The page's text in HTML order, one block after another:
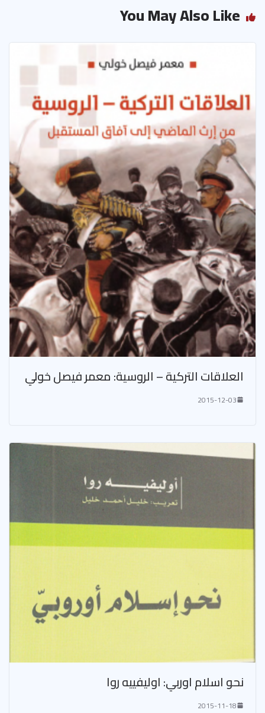
p
You May Also Like
العلاقات التركية – الروسية: معمر فيصل خولي
2015-12-03
نحو اسلام اوربي: اوليفييه روا
2015-11-18